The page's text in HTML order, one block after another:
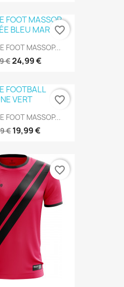
FOOT MASSOP...
€24,99 €
favorite_border
FOOT MASSOP...
€ 19,99 €
favorite_border
favorite_border